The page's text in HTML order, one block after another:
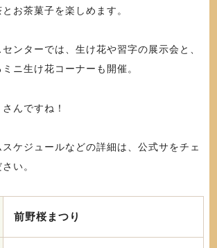
お茶菓子を楽しめます。
ンターでは、生け花や習字の展示会と、
ニ生け花コーナーも開催。
んですね！
ケジュールなどの詳細は、公式サをチェ
い。
前野桜まつり